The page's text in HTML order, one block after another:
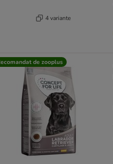
4 variante
de zooplus